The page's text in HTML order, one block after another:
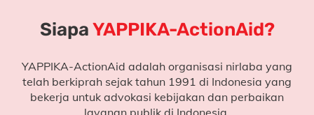
SiapaYAPPIKA-ActionAid?
YAPPIKA-ActionAid adalah organisasi nirlaba yang
telah berkiprah sejak tahun 1991 di Indonesia yang
bekerja untuk advokasi kebijakan dan perbaikan
layanan publik di Indonesia.